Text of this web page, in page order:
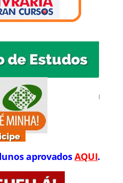
aprovadosAQUI.